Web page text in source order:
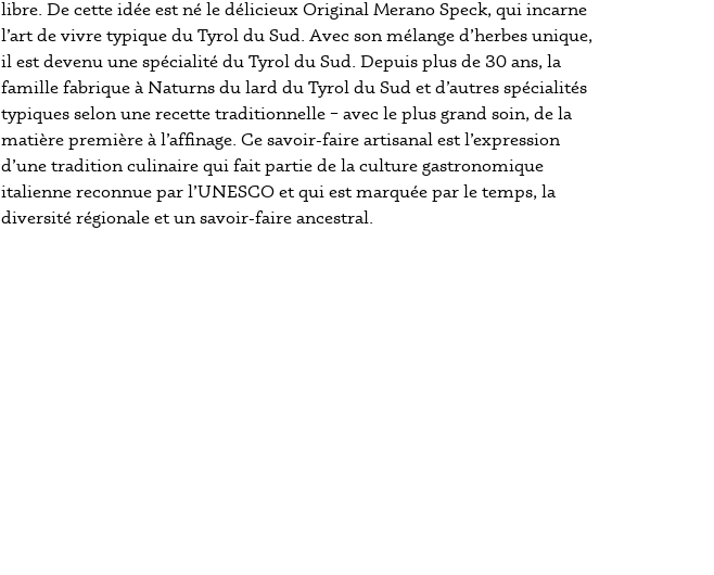
libre. De cette idée est né le délicieux Original Merano Speck, qui incarne
l’art de vivre typique du Tyrol du Sud. Avec son mélange d’herbes unique,
il est devenu une spécialité du Tyrol du Sud. Depuis plus de 30 ans, la
famille fabrique à Naturns du lard du Tyrol du Sud et d’autres spécialités
typiques selon une recette traditionnelle – avec le plus grand soin, de la
matière première à l’affinage. Ce savoir-faire artisanal est l’expression
d’une tradition culinaire qui fait partie de la culture gastronomique
italienne reconnue par l’UNESCO et qui est marquée par le temps, la
diversité régionale et un savoir-faire ancestral.